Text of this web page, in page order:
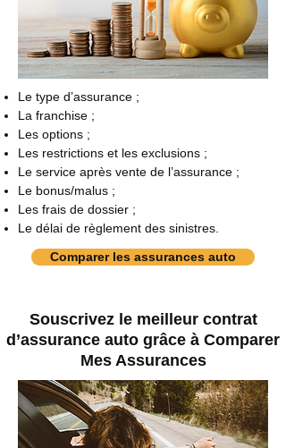
Le type d’assurance ;
La franchise ;
Les options ;
Les restrictions et les exclusions ;
Le service après vente de l’assurance ;
Le bonus/malus ;
Les frais de dossier ;
Le délai de règlement des sinistres.
Comparer les assurances auto
Souscrivez le meilleur contrat
d’assurance auto grâce à Comparer
Mes Assurances